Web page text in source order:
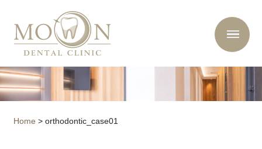
Home > orthodontic_case01